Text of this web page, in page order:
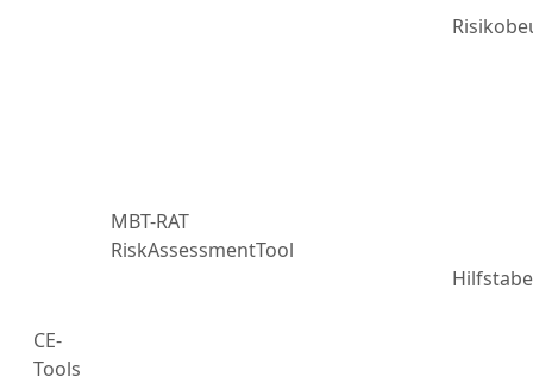
CE-
Tools
MBT-RAT
RiskAssessmentTool